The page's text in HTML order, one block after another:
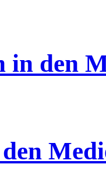
in den